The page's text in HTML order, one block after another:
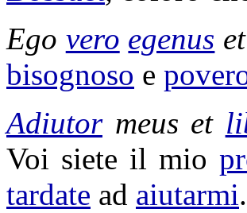
Ego vero egenus et
bisognoso e
Adiutormeus et
Voi siete il mio
tardate ad aiutarmi.